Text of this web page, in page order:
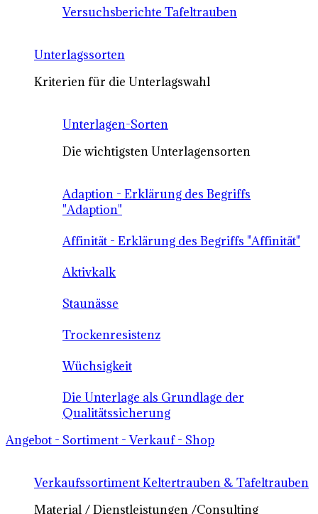
Versuchsberichte Tafeltrauben
Unterlagssorten
Kriterien für die Unterlagswahl
Unterlagen-Sorten
Die wichtigsten Unterlagensorten
Adaption - Erklärung des Begriffs
"Adaption"
Affinität - Erklärung des Begriffs "Affinität"
Aktivkalk
Staunässe
Trockenresistenz
Wüchsigkeit
Die Unterlage als Grundlage der
Qualitätssicherung
Angebot - Sortiment - Verkauf - Shop
Verkaufssortiment Keltertrauben & Tafeltrauben
Material / Dienstleistungen /Consulting